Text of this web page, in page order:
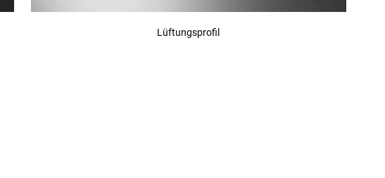
Lüftungsprofil